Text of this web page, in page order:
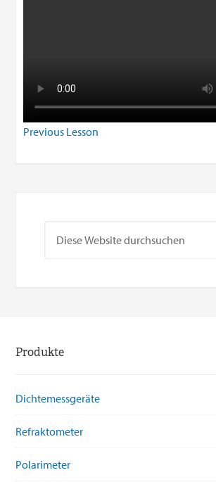
Previous Lesson
Produkte
Dichtemessgeräte
Refraktometer
Polarimeter